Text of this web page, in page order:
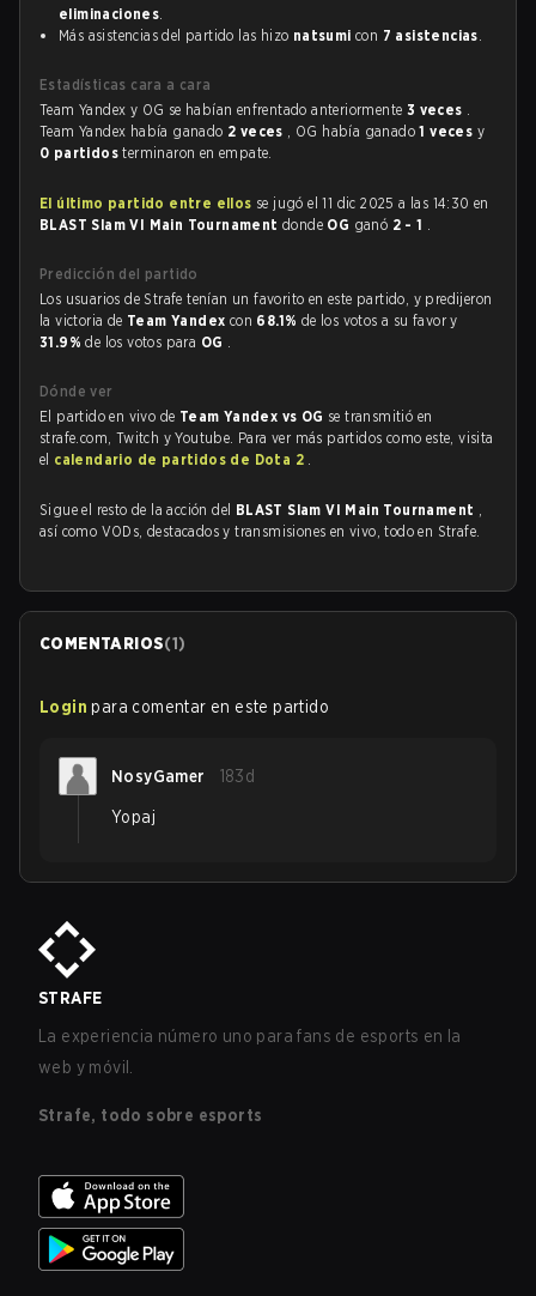
eliminaciones.
Más asistencias del partido las hizo natsumi con 7 asistencias.
Estadísticas cara a cara
Team Yandex y OG se habían enfrentado anteriormente 3 veces .
Team Yandex había ganado 2 veces , OG había ganado1 veces y
0 partidosterminaron en empate.
El último partido entre ellos se jugó el 11 dic 2025 a las 14:30 en
BLAST Slam VI Main Tournament donde OG ganó 2 - 1 .
Predicción del partido
Los usuarios de Strafe tenían un favorito en este partido, y predijeron
la victoria de Team Yandex con 68.1% de los votos a su favor y
31.9%de los votos para OG .
Dónde ver
El partido en vivo de Team Yandex vs OG se transmitió en
strafe.com, Twitch y Youtube. Para ver más partidos como este, visita
el calendario de partidos de Dota 2 .
Sigue el resto de la acción del BLAST Slam VI Main Tournament ,
así como VODs, destacados y transmisiones en vivo, todo en Strafe.
COMENTARIOS(1)
Login para comentar en este partido
NosyGamer 183d
Yopaj
STRAFE
La experiencia número uno para fans de esports en la
web y móvil.
Strafe, todo sobre esports